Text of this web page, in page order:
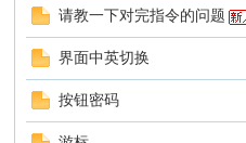
请教一下对完指令的问题
界面中英切换
按钮密码